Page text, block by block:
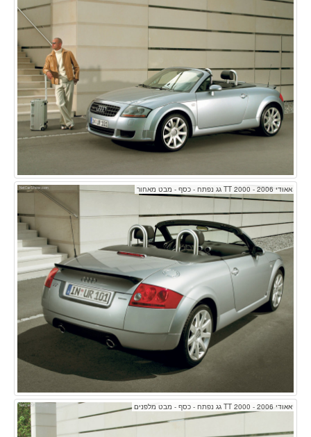
אאודי TT 2000 - 2006 גג נפתח - כסף - מבט מאחור
אאודי TT 2000 - 2006 גג נפתח - כסף - מבט מלפנים